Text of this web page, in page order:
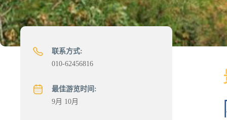
联系方式:
010-62456816
最佳游览时间:
9月 10月